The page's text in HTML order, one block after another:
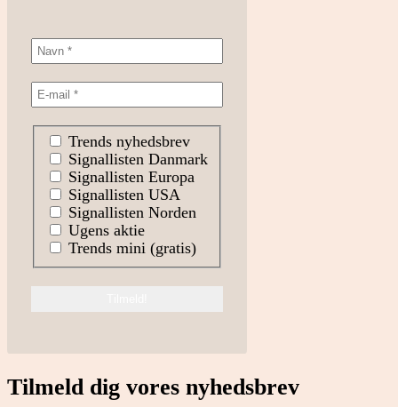
Trends nyhedsbrev
Signallisten Danmark
Signallisten Europa
Signallisten USA
Signallisten Norden
Ugens aktie
Trends mini (gratis)
Tilmeld dig vores nyhedsbrev